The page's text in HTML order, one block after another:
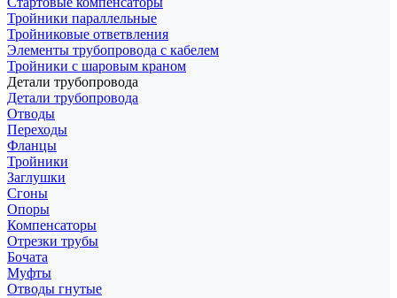
Тройники параллельные
Тройниковые ответвления
Элементы трубопровода с кабелем
Тройники с шаровым краном
Детали трубопровода
Детали трубопровода
Отводы
Переходы
Фланцы
Тройники
Заглушки
Сгоны
Опоры
Компенсаторы
Отрезки трубы
Бочата
Муфты
Отводы гнутые